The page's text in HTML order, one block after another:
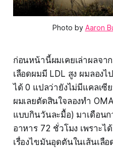
Photo by Aaron
ก่อนหน้านี้ผมเคยเล่าผลจา
เลือดผมมี LDL สูง ผมลอง
ได้ 0 แปลว่ายังไม่มีแคลเซี
ผมเลยตัดสินใจลองทำ
แบบกินวันละมื้อ) มาเดือน
อาหาร 72 ชั่วโมง เพราะ
เรื่องไขมันอุดตันในเส้นเลื